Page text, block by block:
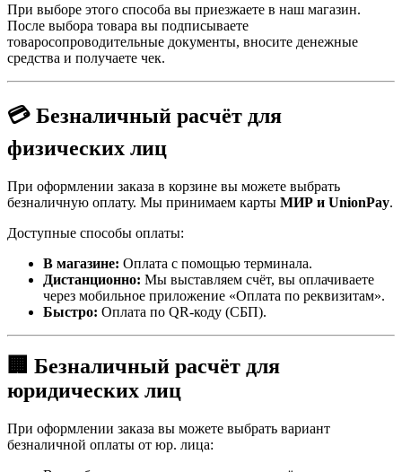
При выборе этого способа вы приезжаете в наш магазин.
После выбора товара вы подписываете
товаросопроводительные документы, вносите денежные
средства и получаете чек.
💳 Безналичный расчёт для
физических лиц
При оформлении заказа в корзине вы можете выбрать
безналичную оплату. Мы принимаем карты МИР и UnionPay.
Доступные способы оплаты:
В магазине: Оплата с помощью терминала.
Дистанционно: Мы выставляем счёт, вы оплачиваете
через мобильное приложение «Оплата по реквизитам».
Быстро: Оплата по QR-коду (СБП).
🏢 Безналичный расчёт для
юридических лиц
При оформлении заказа вы можете выбрать вариант
безналичной оплаты от юр. лица: